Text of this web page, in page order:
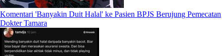
Komentari 'Banyakin Duit Halal' ke Pasien BPJS Berujung Pemecatan
Dokter Tamara